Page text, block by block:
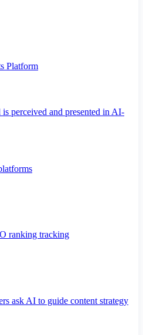
Platform
perceived and presented in AI-
ranking tracking
ask AI to guide content strategy